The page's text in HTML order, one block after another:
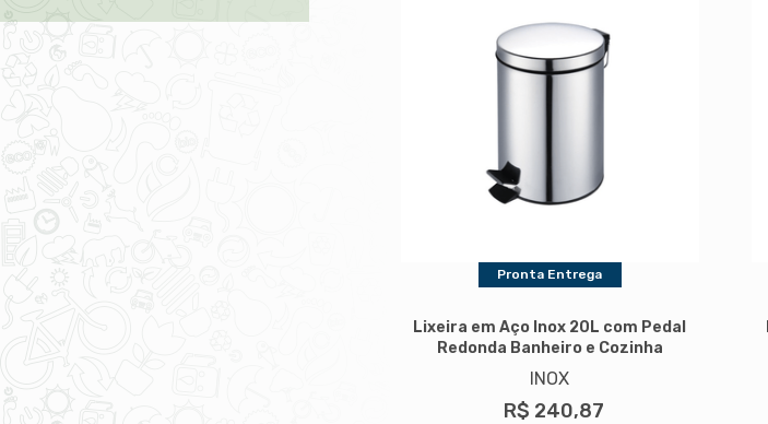
Pronta Entrega
Lixeira em Aço Inox 20L com Pedal
Redonda Banheiro e Cozinha
INOX
R$ 240,87